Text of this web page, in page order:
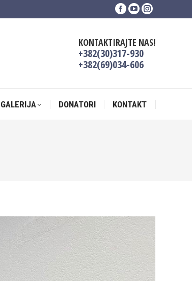
Facebook
in
new
window
YouTube
in
new
window
Instagram
in
KONTAKTIRAJTE NAS!
+382(30)317-930
+382(69)034-606
GALERIJA DONATORI KONTAKT
GALERIJA DONATORI KONTAKT